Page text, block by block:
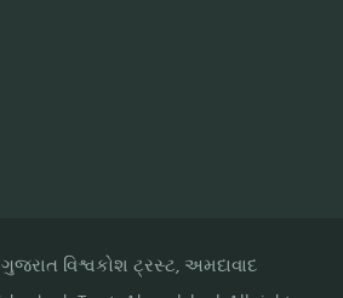
વિશ્વકોશ ટ્રસ્ટ, અમદાવાદ